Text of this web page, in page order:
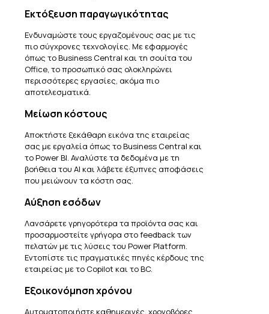
Εκτόξευση παραγωγικότητας
Ενδυναμώστε τους εργαζομένους σας με τις
πιο σύγχρονες τεχνολογίες. Με εφαρμογές
όπως το Business Central και τη σουίτα του
Office, το προσωπικό σας ολοκληρώνει
περισσότερες εργασίες, ακόμα πιο
αποτελεσματικά.
Μείωση κόστους
Αποκτήστε ξεκάθαρη εικόνα της εταιρείας
σας με εργαλεία όπως το Business Central και
το Power BI. Αναλύστε τα δεδομένα με τη
βοήθεια του AI και λάβετε έξυπνες αποφάσεις
που μειώνουν τα κόστη σας.
Αύξηση εσόδων
Λανσάρετε γρηγορότερα τα προϊόντα σας και
προσαρμοστείτε γρήγορα στο feedback των
πελατών με τις λύσεις του Power Platform.
Εντοπίστε τις πραγματικές πηγές κέρδους της
εταιρείας με το Copilot και το BC.
Εξοικονόμηση χρόνου
Αυτοματοποιήστε καθημερινές, χρονοβόρες